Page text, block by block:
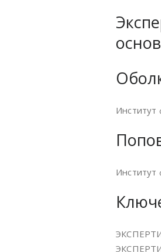
Институт
Институт